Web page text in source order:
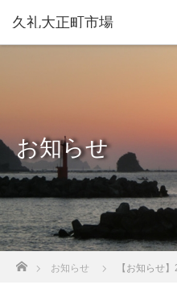
久礼大正町市場
お知らせ
ホーム
お知らせ 【お知らせ